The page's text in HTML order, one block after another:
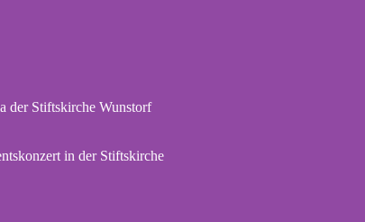
der Stiftskirche Wunstorf
in der Stiftskirche